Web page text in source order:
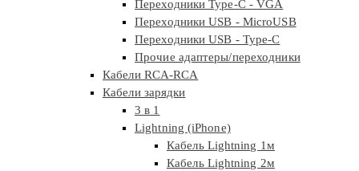
Переходники Type-C - VGA
Переходники USB - MicroUSB
Переходники USB - Type-C
Прочие адаптеры/переходники
Кабели RCA-RCA
Кабели зарядки
3 в 1
Lightning (iPhone)
Кабель Lightning 1м
Кабель Lightning 2м